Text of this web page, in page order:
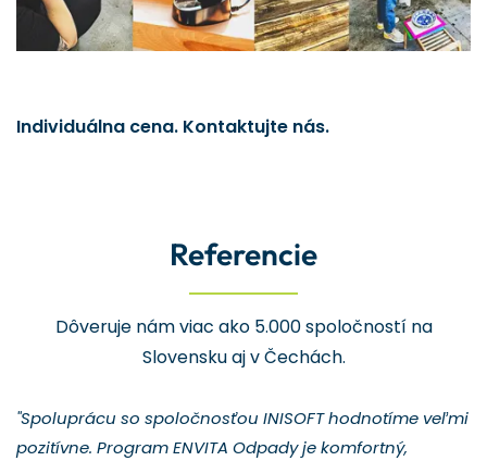
Individuálna cena. Kontaktujte nás.
Referencie
Dôveruje nám viac ako 5.000 spoločností na
Slovensku aj v Čechách.
"Spoluprácu so spoločnosťou INISOFT hodnotíme veľmi
pozitívne. Program ENVITA Odpady je komfortný,